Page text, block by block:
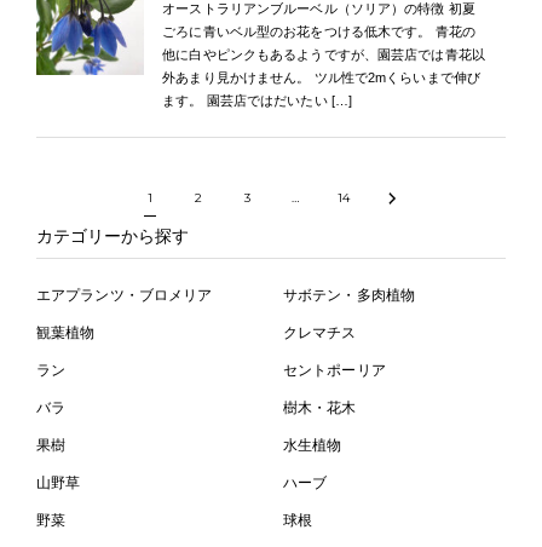
オーストラリアンブルーベル（ソリア）の特徴 初夏
ごろに青いベル型のお花をつける低木です。 青花の
他に白やピンクもあるようですが、園芸店では青花以
外あまり見かけません。 ツル性で2mくらいまで伸び
ます。 園芸店ではだいたい […]
1 2 3 … 14
カテゴリーから探す
エアプランツ・ブロメリア サボテン・多肉植物
観葉植物 クレマチス
ラン セントポーリア
バラ 樹木・花木
果樹 水生植物
山野草 ハーブ
野菜 球根